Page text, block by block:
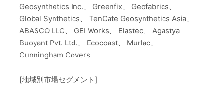
Geosynthetics Inc.、 Greenfix、 Geofabrics、
Global Synthetics、 TenCate Geosynthetics Asia、
ABASCO LLC、 GEI Works、 Elastec、 Agastya
Buoyant Pvt. Ltd.、 Ecocoast、 Murlac、
Cunningham Covers
[地域別市場セグメント]